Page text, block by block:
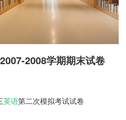
2008学期期末试卷
英语第二次模拟考试试卷